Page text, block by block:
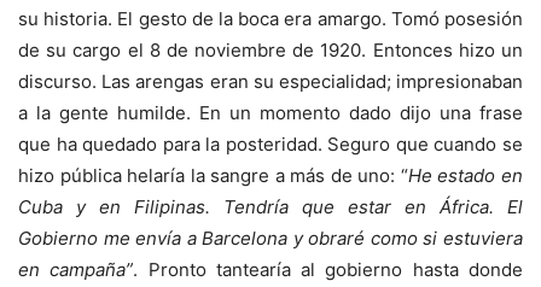
su historia. El gesto de la boca era amargo. Tomó posesión
de su cargo el 8 de noviembre de 1920. Entonces hizo un
discurso. Las arengas eran su especialidad; impresionaban
a la gente humilde. En un momento dado dijo una frase
que ha quedado para la posteridad. Seguro que cuando se
hizo pública helaría la sangre a más de uno: “He estado en
Cuba y en Filipinas. Tendría que estar en África. El
Gobierno me envía a Barcelona y obraré como si estuviera
en campaña”. Pronto tantearía al gobierno hasta donde